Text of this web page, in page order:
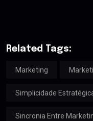
Related Tags:
Marketing
Simplicidade
Sincronia Entre